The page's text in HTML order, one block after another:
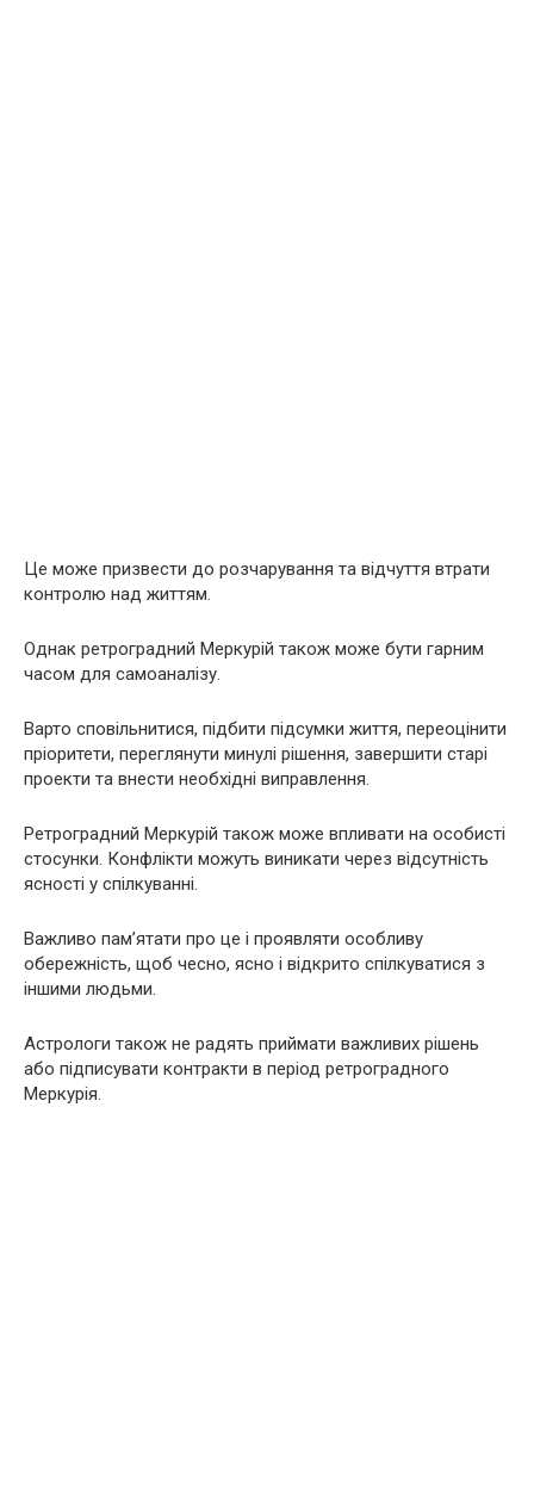
Це може призвести до розчарування та відчуття втрати
контролю над життям.
Однак ретроградний Меркурій також може бути гарним
часом для самоаналізу.
Варто сповільнитися, підбити підсумки життя, переоцінити
пріоритети, переглянути минулі рішення, завершити старі
проекти та внести необхідні виправлення.
Ретроградний Меркурій також може впливати на особисті
стосунки. Конфлікти можуть виникати через відсутність
ясності у спілкуванні.
Важливо пам’ятати про це і проявляти особливу
обережність, щоб чесно, ясно і відкрито спілкуватися з
іншими людьми.
Астрологи також не радять приймати важливих рішень
або підписувати контракти в період ретроградного
Меркурія.